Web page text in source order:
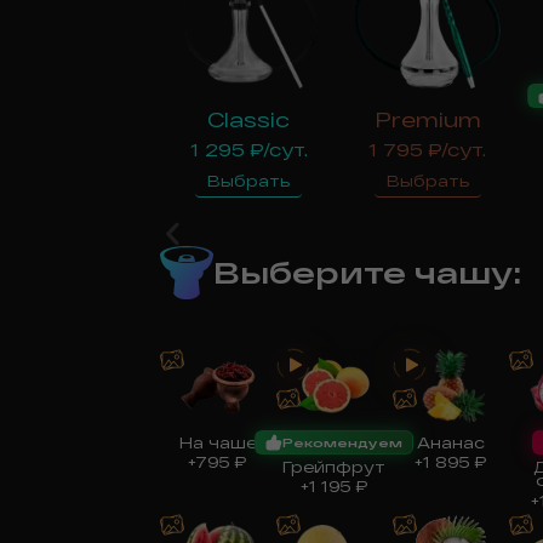
Classic
1 295 ₽/сут.
Выбрать
Premium
1 795 ₽/сут.
Выбрать
Выберите чашу:
На чаше
+795 ₽
Рекомендуем
Грейпфрут
+1 195 ₽
Ананас
+1 895 ₽
+